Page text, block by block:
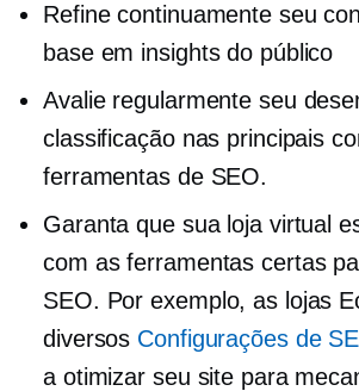
Refine continuamente seu
base em insights do público
Avalie regularmente seu
classificação nas principais
ferramentas de SEO.
Garanta que sua loja virtual
com as ferramentas certas
SEO. Por exemplo, as lojas
diversos Configurações de
a otimizar seu site para